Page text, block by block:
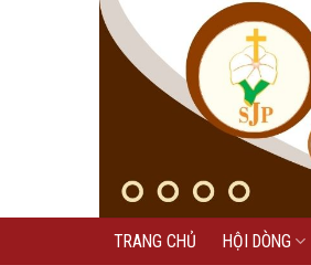
TRANG CHỦ HỘI DÒNG